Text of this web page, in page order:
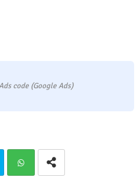
code (Google Ads)